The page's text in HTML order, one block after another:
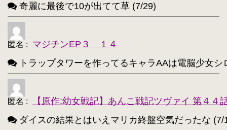
・
・ アイリスフィール・フォン・アインツベルン【
・ 高町なのは【202】 ・
・ 響(艦これ)【197】 ・ 夜神月【196】
・ アティ(サモンナイト)【194】
・ 西住まほ【189】
・ サーニャ・V・リトヴャク【188】
奇麗に最後で10が出てて草 (7/29)
匿名 :
マジチンEP３ １４
トラップタワーを作ってるキャラAAは電脳少女シ
匿名 :
【原作:幼女戦記】あんこ戦記ツヴァイ 第４４
ダイスの結果とはいえマリカ終盤空気だったな (7/